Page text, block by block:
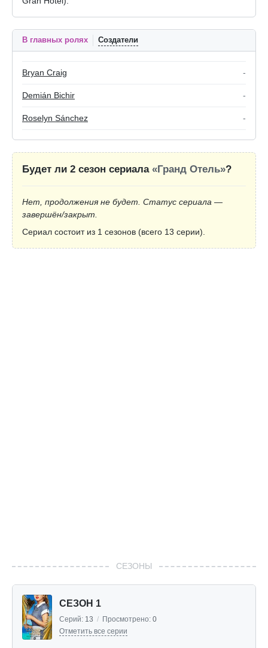
В главных ролях Создатели
Bryan Craig -
Demián Bichir -
Roselyn Sánchez -
Будет ли 2 сезон сериала «Гранд Отель»?
Нет, продолжения не будет. Статус сериала —
завершён/закрыт.
Сериал состоит из 1 сезонов (всего 13 серии).
СЕЗОНЫ
СЕЗОН 1
Серий: 13 / Просмотрено: 0
Отметить все серии